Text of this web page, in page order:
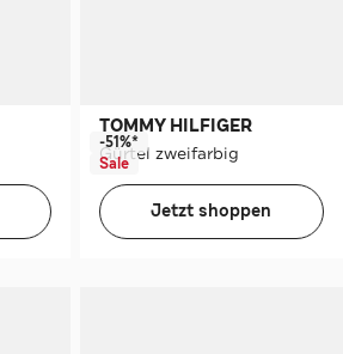
TOMMY HILFIGER
Gürtel zweifarbig
-51%*
Sale
Jetzt shoppen